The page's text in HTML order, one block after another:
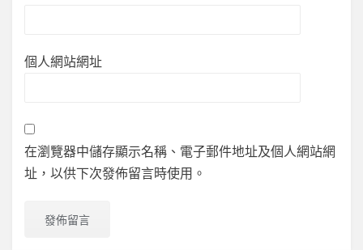
個人網站網址
在瀏覽器中儲存顯示名稱、電子郵件地址及個人網站網
址，以供下次發佈留言時使用。